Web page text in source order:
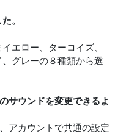
。
エロー、ターコイズ、
グレーの８種類から選
サウンドを変更できるよ
アカウントで共通の設定